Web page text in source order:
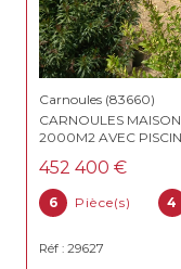
Carnoules (83660)
CARNOULES
2000M2 AVEC
452 400 €
6 Pièce(s) 4
Réf : 29627